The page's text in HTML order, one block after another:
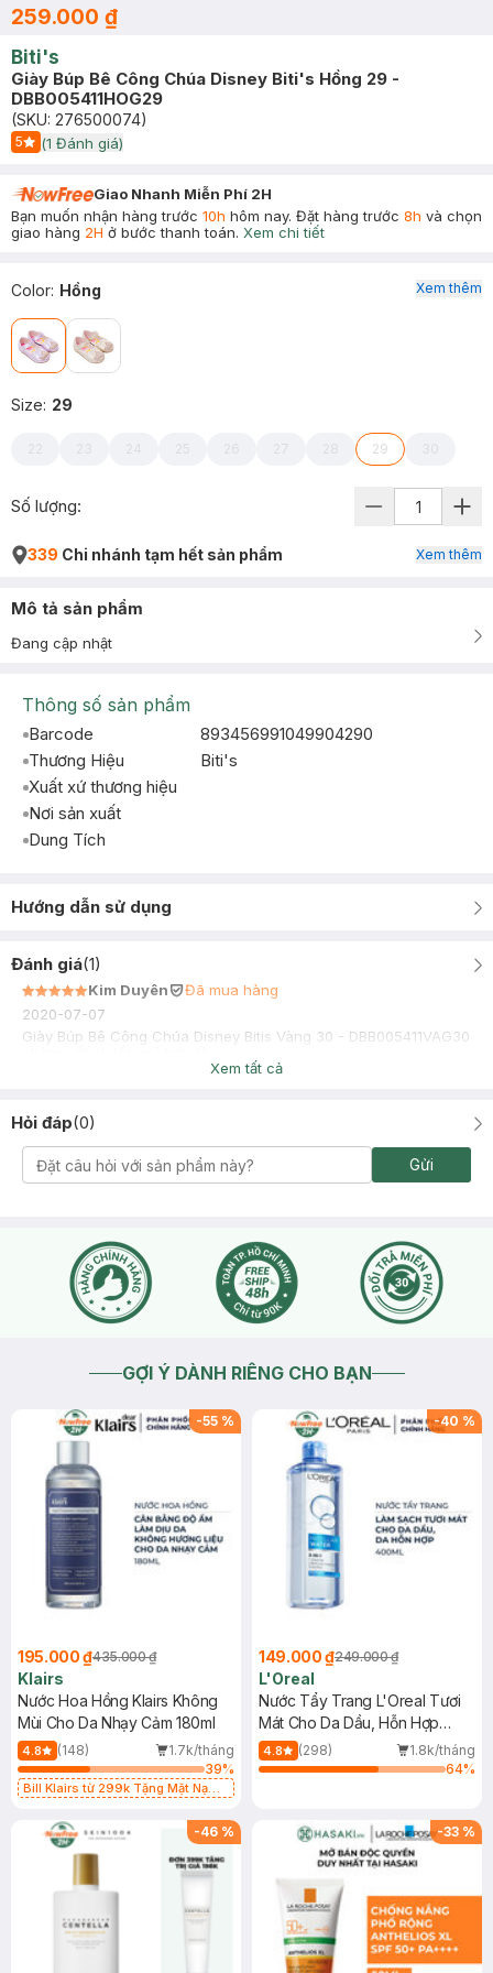
259.000 ₫
Biti's
Giày Búp Bê Công Chúa Disney Biti's Hồng 29 -
DBB005411HOG29
(SKU: 276500074)
5
Start Icon
(1 Đánh giá)
Giao Nhanh Miễn Phí 2H
Bạn muốn nhận hàng trước 10h hôm nay. Đặt hàng trước 8h và chọn
giao hàng 2H ở bước thanh toán. Xem chi tiết
Color: Hồng
Size: 29
22 23 24 25 26 27 28 29 30
Xem thêm
Số lượng:
339 Chi nhánh tạm hết sản phẩm Xem thêm
Mô tả sản phẩm
Đang cập nhật
Thông số sản phẩm
Barcode
893456991049904290
Thương Hiệu
Biti's
Xuất xứ thương hiệu
Nơi sản xuất
Dung Tích
Hướng dẫn sử dụng
Đánh giá(1)
Kim Duyên
Đã mua hàng
2020-07-07
Giày Búp Bê Công Chúa Disney Bitis Vàng 30 - DBB005411VAG30
Xem tất cả
Hỏi đáp(0)
Gửi
GỢI Ý DÀNH RIÊNG CHO BẠN
-55 %
195.000 ₫435.000 ₫
Klairs
Nước Hoa Hồng Klairs Không
Mùi Cho Da Nhạy Cảm 180ml
4.8 (148)
1.7k/tháng
39%
Bill Klairs từ 299k Tặng Mặt Nạ
25ml (SL Có Hạn)
-40 %
149.000 ₫249.000 ₫
L'Oreal
Nước Tẩy Trang L'Oreal Tươi
Mát Cho Da Dầu, Hỗn Hợp
400ml
4.8 (298)
1.8k/tháng
64%
-46 % -33 %